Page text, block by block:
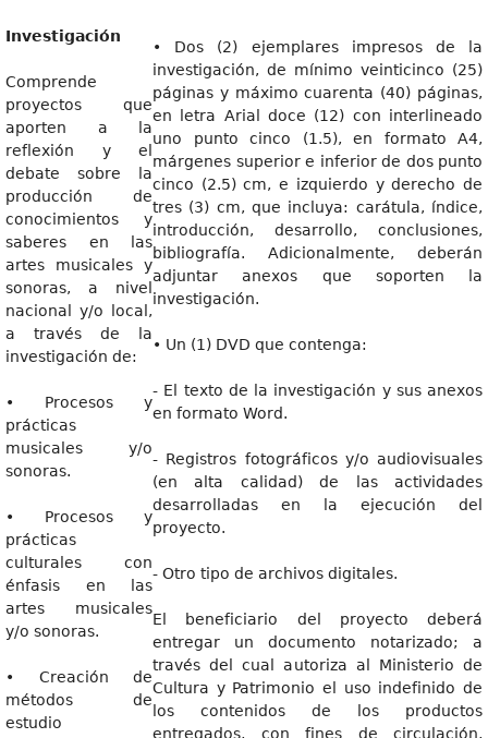
Investigación
Comprende
proyectos que
aporten a la
reflexión y el
debate sobre la
producción de
conocimientos y
saberes en las
artes musicales y
sonoras, a nivel
nacional y/o local,
a través de la
investigación de:
• Procesos y
prácticas
musicales y/o
sonoras.
• Procesos y
prácticas
culturales con
énfasis en las
artes musicales
y/o sonoras.
• Creación de
métodos de
estudio
• Dos (2) ejemplares impresos de la
investigación, de mínimo veinticinco (25)
páginas y máximo cuarenta (40) páginas,
en letra Arial doce (12) con interlineado
uno punto cinco (1.5), en formato A4,
márgenes superior e inferior de dos punto
cinco (2.5) cm, e izquierdo y derecho de
tres (3) cm, que incluya: carátula, índice,
introducción, desarrollo, conclusiones,
bibliografía. Adicionalmente, deberán
adjuntar anexos que soporten la
investigación.
• Un (1) DVD que contenga:
- El texto de la investigación y sus anexos
en formato Word.
- Registros fotográficos y/o audiovisuales
(en alta calidad) de las actividades
desarrolladas en la ejecución del
proyecto.
- Otro tipo de archivos digitales.
El beneficiario del proyecto deberá
entregar un documento notarizado; a
través del cual autoriza al Ministerio de
Cultura y Patrimonio el uso indefinido de
los contenidos de los productos
entregados, con fines de circulación,